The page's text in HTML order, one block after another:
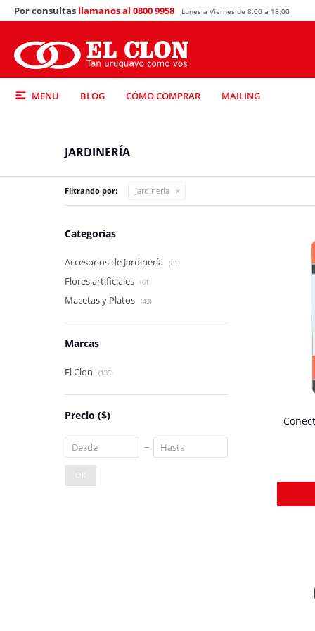
MENU BLOG CÓMO COMPRAR MAILING
Por consultas llamanos al 0800 9958 Lunes a Viernes de 8:00 a 18:00
JARDINERÍA
Filtrando por: Jardinería
Categorías
Accesorios de Jardinería (81)
Flores artificiales (61)
Macetas y Platos (43)
Marcas
El Clon (185)
Precio ($)
OK